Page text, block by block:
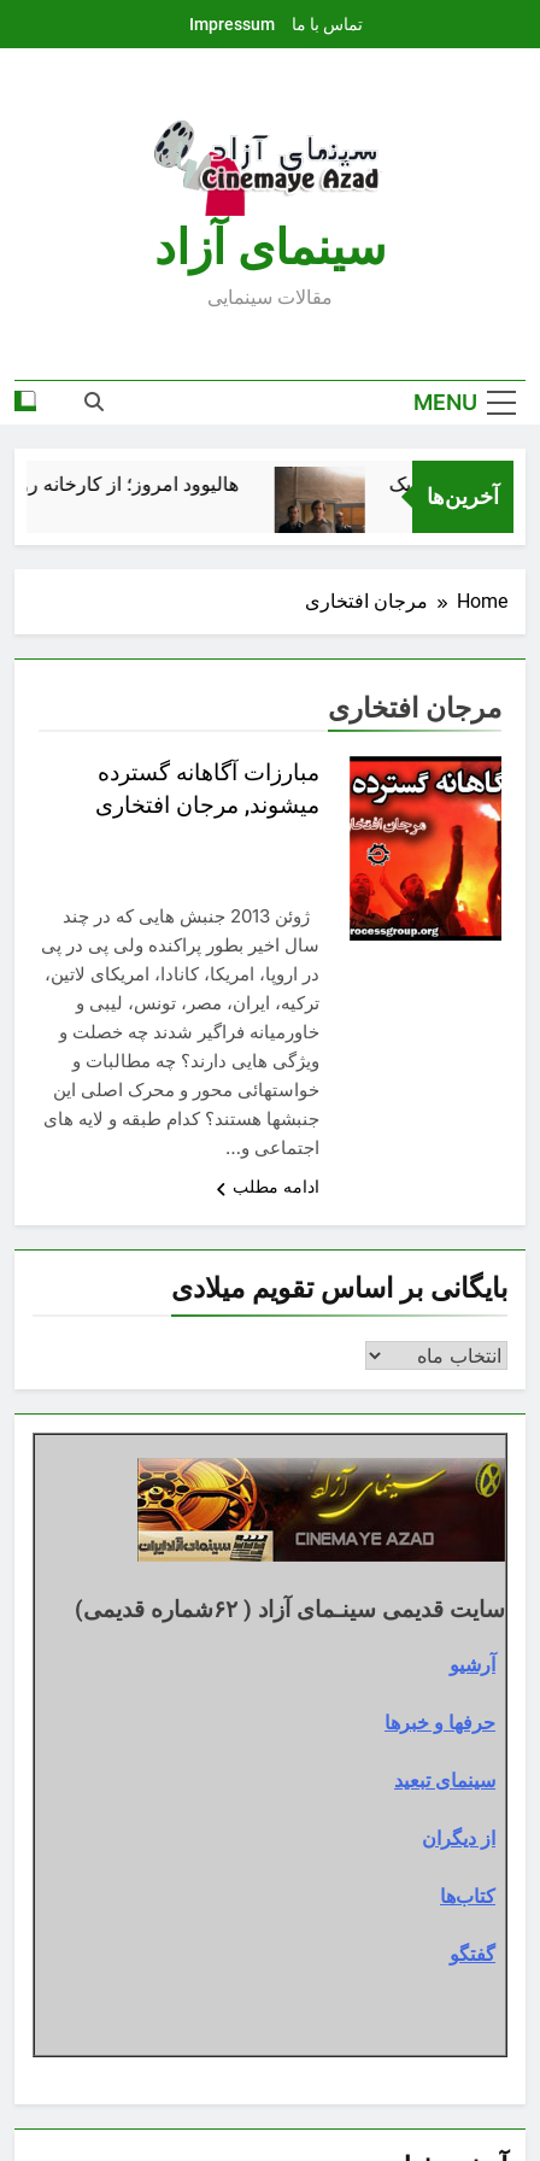
تماس با ما Impressum
سينماى آزاد
مقالات سينمايى
MENU
آخرین‌ها هالیوود امروز؛ از کارخانه
Home مرجان افتخاری
مرجان افتخاری
مبارزات آگاهانه گسترده
میشوند, مرجان افتخاری
ژوئن 2013 جنبش هایی که در چند
سال اخیر بطور پراکنده ولی پی در پی
در اروپا، امریکا، کانادا، امریکای لاتین،
ترکیه، ایران، مصر، تونس، لیبی و
خاورمیانه فراگیر شدند چه خصلت و
ویژگی هایی دارند؟ چه مطالبات و
خواستهائی محور و محرک اصلی این
جنبشها هستند؟ کدام طبقه و لایه های
اجتماعی و…
ادامه مطلب
بایگانی بر اساس تقویم میلادی
بایگانی
اساس
تقویم
میلادی
سایت قدیمی سینـمای آزاد ( ۶۲شماره قدیمی)
آرشیو
حرفها و خبرها
سینمای تبعید
از دیگران
کتاب‌ها
گفتگو